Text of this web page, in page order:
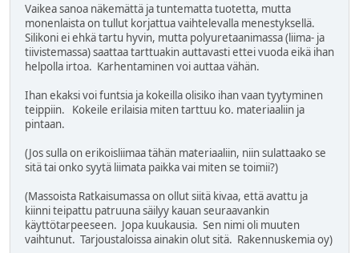
Vaikea sanoa näkemättä ja tuntematta tuotetta, mutta
monenlaista on tullut korjattua vaihtelevalla menestyksellä.
Silikoni ei ehkä tartu hyvin, mutta polyuretaanimassa (liima- ja
tiivistemassa) saattaa tarttuakin auttavasti ettei vuoda eikä ihan
helpolla irtoa. Karhentaminen voi auttaa vähän.
Ihan ekaksi voi funtsia ja kokeilla olisiko ihan vaan tyytyminen
teippiin. Kokeile erilaisia miten tarttuu ko. materiaaliin ja
pintaan.
(Jos sulla on erikoisliimaa tähän materiaaliin, niin sulattaako se
sitä tai onko syytä liimata paikka vai miten se toimii?)
(Massoista Ratkaisumassa on ollut siitä kivaa, että avattu ja
kiinni teipattu patruuna säilyy kauan seuraavankin
käyttötarpeeseen. Jopa kuukausia. Sen nimi oli muuten
vaihtunut. Tarjoustaloissa ainakin olut sitä. Rakennuskemia oy)